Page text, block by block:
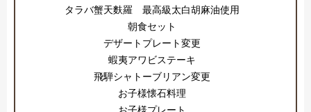
タラバ蟹天麩羅 最高級太白胡麻油使用
朝食セット
デザートプレート変更
蝦夷アワビステーキ
飛騨シャトーブリアン変更
お子様懐石料理